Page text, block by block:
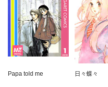
Papa told me 日々蝶々